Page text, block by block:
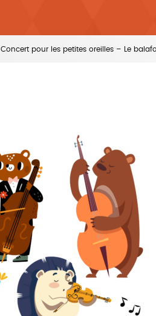
Concert pour les petites oreilles – Le